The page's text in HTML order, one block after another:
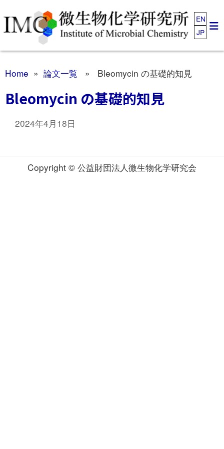
EN
JP
Home » 論文一覧 » Bleomycin の基礎的知見
Bleomycin の基礎的知見
2024年4月18日
Copyright © 公益財団法人微生物化学研究会